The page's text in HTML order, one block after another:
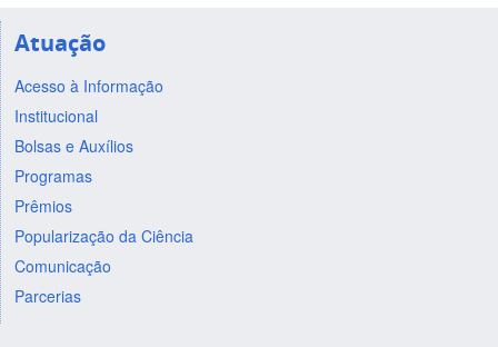
Atuação
Acesso à Informação
Institucional
Bolsas e Auxílios
Programas
Prêmios
Popularização da Ciência
Comunicação
Parcerias